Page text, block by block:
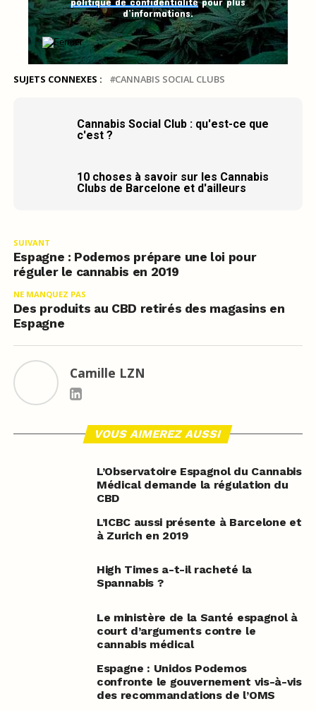
d’informations.
SUJETS CONNEXES : CANNABIS SOCIAL CLUBS
Cannabis Social Club : qu'est-ce que
c'est ?
10 choses à savoir sur les Cannabis
Clubs de Barcelone et d'ailleurs
SUIVANT
Espagne : Podemos prépare une loi pour
réguler le cannabis en 2019
NE MANQUEZ PAS
Des produits au CBD retirés des magasins en
Espagne
Camille LZN
VOUS AIMEREZ AUSSI
L’Observatoire Espagnol du Cannabis
Médical demande la régulation du
CBD
L’ICBC aussi présente à Barcelone et
à Zurich en 2019
High Times a-t-il racheté la
Spannabis ?
Le ministère de la Santé espagnol à
court d’arguments contre le
cannabis médical
Espagne : Unidos Podemos
confronte le gouvernement vis-à-vis
des recommandations de l’OMS